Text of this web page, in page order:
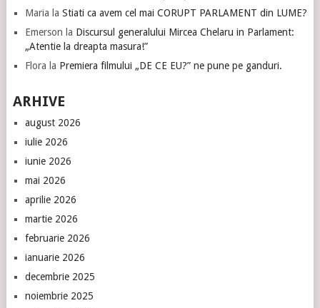
Maria la Stiati ca avem cel mai CORUPT PARLAMENT din LUME?
Emerson la Discursul generalului Mircea Chelaru in Parlament:
„Atentie la dreapta masura!”
Flora la Premiera filmului „DE CE EU?” ne pune pe ganduri.
ARHIVE
august 2026
iulie 2026
iunie 2026
mai 2026
aprilie 2026
martie 2026
februarie 2026
ianuarie 2026
decembrie 2025
noiembrie 2025